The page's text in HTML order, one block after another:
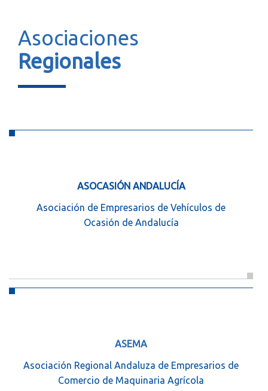
Asociaciones
Regionales
ASOCASIÓN ANDALUCÍA
Asociación de Empresarios de Vehículos de
Ocasión de Andalucía
ASEMA
Asociación Regional Andaluza de Empresarios de
Comercio de Maquinaria Agrícola